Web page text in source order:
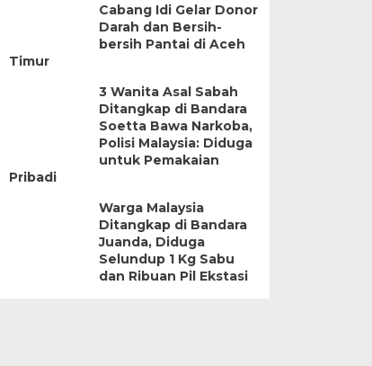
Cabang Idi Gelar Donor
Darah dan Bersih-
bersih Pantai di Aceh
Timur
3 Wanita Asal Sabah
Ditangkap di Bandara
Soetta Bawa Narkoba,
Polisi Malaysia: Diduga
untuk Pemakaian
Pribadi
Warga Malaysia
Ditangkap di Bandara
Juanda, Diduga
Selundup 1 Kg Sabu
dan Ribuan Pil Ekstasi